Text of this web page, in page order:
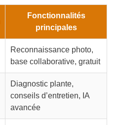
Fonctionnalités
principales
Reconnaissance photo,
base collaborative, gratuit
Diagnostic plante,
conseils d’entretien, IA
avancée